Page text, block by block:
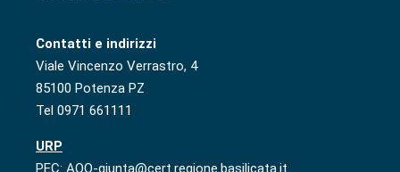
Contatti e indirizzi
Viale Vincenzo Verrastro, 4
85100 Potenza PZ
Tel 0971 661111
URP
PEC: AOO-giunta@cert.regione.basilicata.it